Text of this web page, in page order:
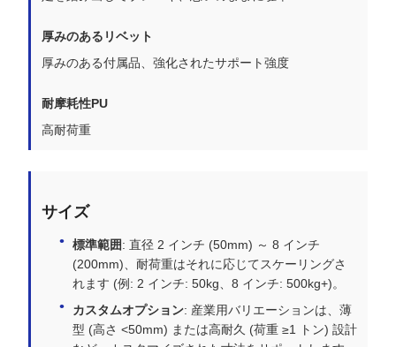
厚みのあるリベット
厚みのある付属品、強化されたサポート強度
耐摩耗性PU
高耐荷重
サイズ
標準範囲: 直径 2 インチ (50mm) ～ 8 インチ
(200mm)、耐荷重はそれに応じてスケーリングさ
れます (例: 2 インチ: 50kg、8 インチ: 500kg+)。
カスタムオプション: 産業用バリエーションは、薄
型 (高さ <50mm) または高耐久 (荷重 ≥1 トン) 設計